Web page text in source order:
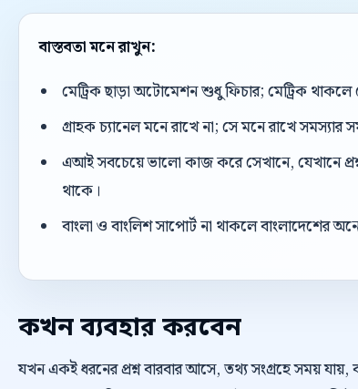
বাস্তবতা মনে রাখুন:
মেট্রিক ছাড়া অটোমেশন শুধু ফিচার; মেট্রিক থাকলে
গ্রাহক চ্যানেল মনে রাখে না; সে মনে রাখে সমস্যার
এআই সবচেয়ে ভালো কাজ করে সেখানে, যেখানে
থাকে।
বাংলা ও বাংলিশ সাপোর্ট না থাকলে বাংলাদেশের
কখন ব্যবহার করবেন
যখন একই ধরনের প্রশ্ন বারবার আসে, তথ্য সংগ্রহে সময়